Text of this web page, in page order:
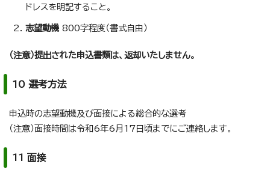
ドレスを明記すること。
志望動機 800字程度（書式自由）
（注意）提出された申込書類は、返却いたしません。
10 選考方法
申込時の志望動機及び面接による総合的な選考
（注意）面接時間は令和6年6月17日頃までにご連絡します。
11 面接